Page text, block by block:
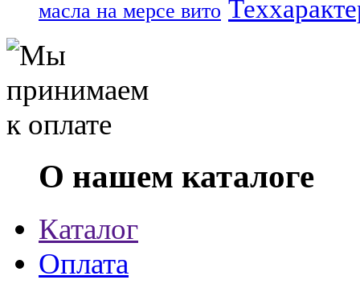
масла на мерсе вито
О нашем каталоге
Каталог
Оплата